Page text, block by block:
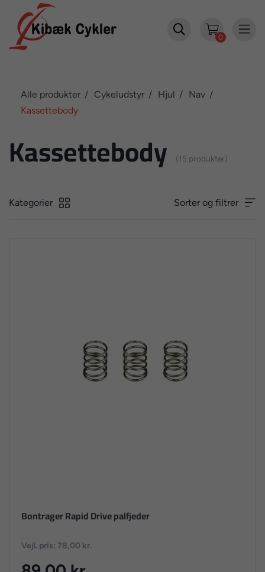

0

Alle produkter Cykeludstyr Hjul
Nav
Kassettebody
Kassettebody (15 produkter)
Kategorier Sorter og filtrer
Bontrager Rapid Drive palfjeder
Vejl. pris: 78,00 kr.